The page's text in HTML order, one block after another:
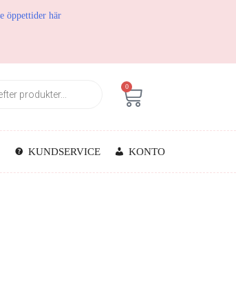
öppettider här
0
KUNDSERVICE KONTO